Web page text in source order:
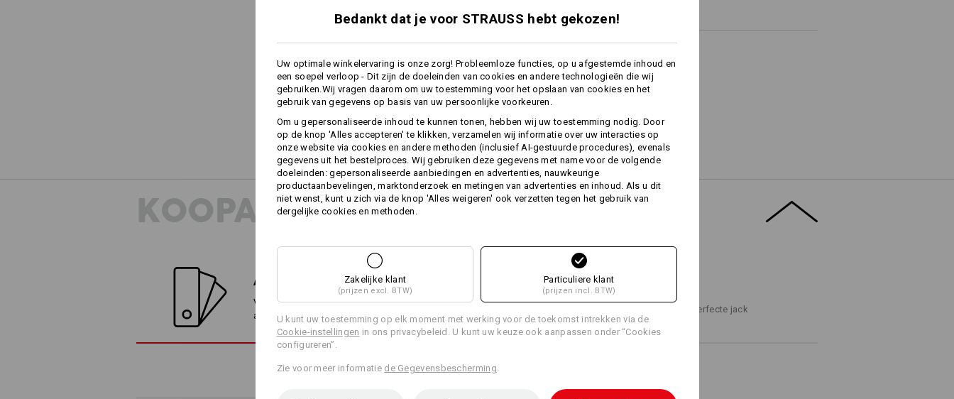
Thermolaag
Personalisatie:
Zelf vormgeven
meer
KOOPADVIES
ALTERNATIEVEN VINDEN
Vergelijk het huidige artikel met de beste
alternatieven
JACKZOEKER
In 3 stappen naar het perfecte jack
Bedankt dat je voor STRAUSS hebt gekozen!
Uw optimale winkelervaring is onze zorg! Probleemloze functies, op u afgestemde inhoud en
een soepel verloop - Dit zijn de doeleinden van cookies en andere technologieën die wij
gebruiken.Wij vragen daarom om uw toestemming voor het opslaan van cookies en het
gebruik van gegevens op basis van uw persoonlijke voorkeuren.
Om u gepersonaliseerde inhoud te kunnen tonen, hebben wij uw toestemming nodig. Door
op de knop 'Alles accepteren' te klikken, verzamelen wij informatie over uw interacties op
onze website via cookies en andere methoden (inclusief AI-gestuurde procedures), evenals
gegevens uit het bestelproces. Wij gebruiken deze gegevens met name voor de volgende
doeleinden: gepersonaliseerde aanbiedingen en advertenties, nauwkeurige
productaanbevelingen, marktonderzoek en metingen van advertenties en inhoud. Als u dit
niet wenst, kunt u zich via de knop 'Alles weigeren' ook verzetten tegen het gebruik van
dergelijke cookies en methoden.
Zakelijke klant
(prijzen excl. BTW)
Particuliere klant
(prijzen incl. BTW)
U kunt uw toestemming op elk moment met werking voor de toekomst intrekken via de
Cookie-instellingen in ons privacybeleid. U kunt uw keuze ook aanpassen onder “Cookies
configureren”.
Zie voor meer informatie de Gegevensbescherming